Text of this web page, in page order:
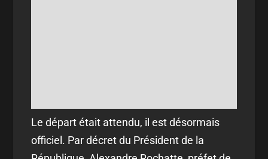
Le départ était attendu, il est désormais
officiel. Par décret du Président de la